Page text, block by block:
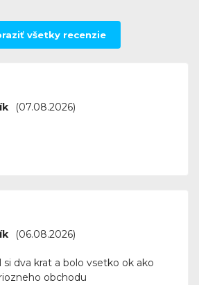
všetky recenzie
(07.08.2026)
(06.08.2026)
dva krat a bolo vsetko ok ako
obchodu